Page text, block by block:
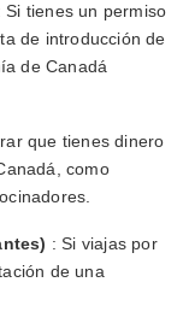
Si tienes un permiso
de introducción de
de Canadá
que tienes dinero
como
: Si viajas por
de una